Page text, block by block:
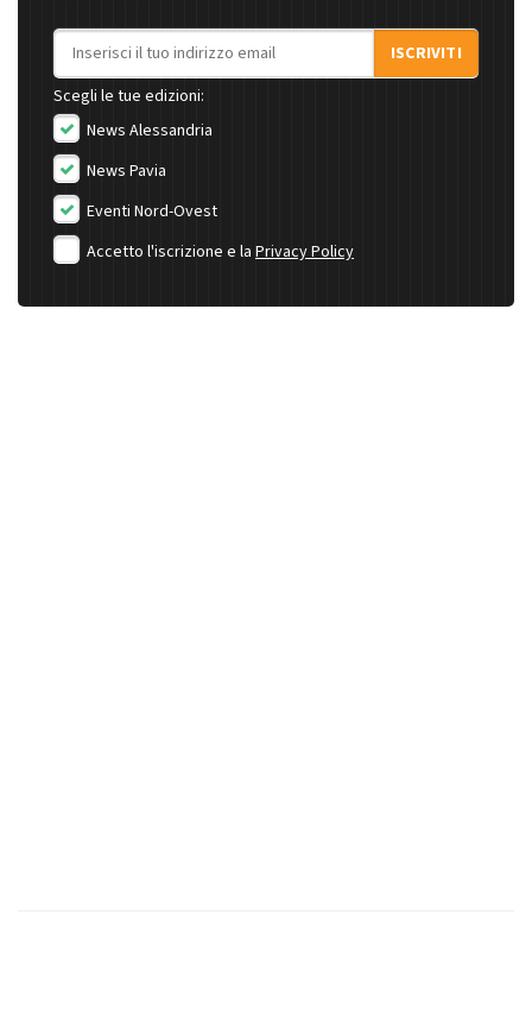
Indirizzo email
ISCRIVITI
Scegli le tue edizioni:
News Alessandria
News Pavia
Eventi Nord-Ovest
Accetto l'iscrizione e la Privacy Policy